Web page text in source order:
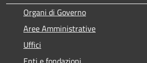
Organi di Governo
Aree Amministrative
Uffici